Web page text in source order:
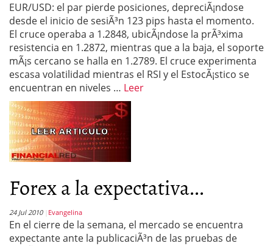
EUR/USD: el par pierde posiciones, depreciÃ¡ndose
desde el inicio de sesiÃ³n 123 pips hasta el momento.
El cruce operaba a 1.2848, ubicÃ¡ndose la prÃ³xima
resistencia en 1.2872, mientras que a la baja, el soporte
mÃ¡s cercano se halla en 1.2789. El cruce experimenta
escasa volatilidad mientras el RSI y el EstocÃ¡stico se
encuentran en niveles … Leer
Forex a la expectativa...
24 Jul 2010 Evangelina
En el cierre de la semana, el mercado se encuentra
expectante ante la publicaciÃ³n de las pruebas de